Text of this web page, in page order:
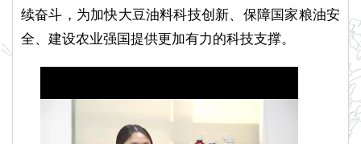
续奋斗，为加快大豆油料科技创新、保障国家粮油安
全、建设农业强国提供更加有力的科技支撑。